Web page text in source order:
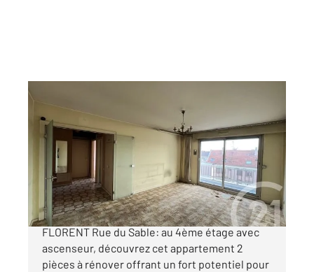
47,13 m
Ref : 20271
Appartement F2 à vendre
120 000 €
STRASBOURG CRONENBOURG SAINT-
FLORENT Rue du Sable: au 4ème étage avec
ascenseur, découvrez cet appartement 2
pièces à rénover offrant un fort potentiel pour